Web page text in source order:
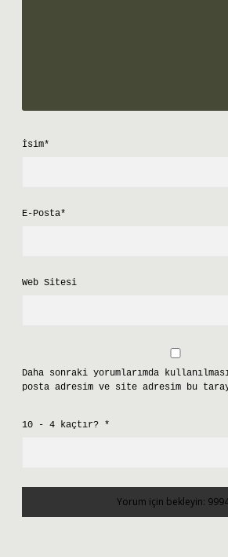
İsim*
E-Posta*
Web Sitesi
Daha sonraki yorumlarımda
posta adresim ve site adresim bu
10 - 4 kaçtır? *